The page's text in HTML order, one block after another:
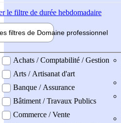
le filtre de durée hebdomadaire
filtres de Domaine professionnel
professionel
Achats / Comptabilité / Gestion
Arts / Artisanat d'art
Banque / Assurance
Bâtiment / Travaux Publics
Commerce / Vente